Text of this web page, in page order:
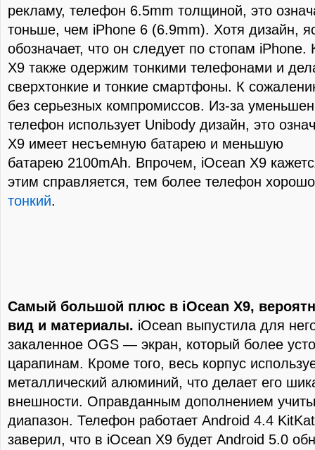
рекламу, телефон 6.5mm толщиной, это
тоньше, чем iPhone 6 (6.9mm). Хотя дизайн,
обозначает, что он следует по стопам iPhone.
X9 также одержим тонкими телефонами и
сверхтонкие и тонкие смартфоны. К
без серьезных компромиссов. Из-за
телефон использует Unibody дизайн, это
X9 имеет несъемную батарею и меньшую
батарею 2100mAh. Впрочем, iOcean X9
этим справляется, тем более телефон
тонкий.
Самый большой плюс в iOcean X9,
вид и материалы. iOcean выпустила для
закаленное OGS — экран, который более
царапинам. Кроме того, весь корпус
металлический алюминий, что делает его
внешности. Оправданным дополнением
диапазон. Телефон работает Android 4.4
заверил, что в iOcean X9 будет Android 5.0